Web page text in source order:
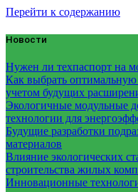
Перейти к содержанию
Новости
Нужен ли техпаспорт на
Как выбрать
учетом будущих
Экологичные модульные
технологии для
Будущие разработки
материалов
Влияние экологических
строительства жилых
Инновационные